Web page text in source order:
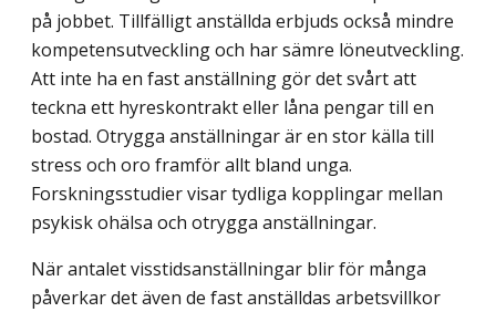
på jobbet. Tillfälligt anställda erbjuds också mindre
kompetensutveckling och har sämre löneutveckling.
Att inte ha en fast anställning gör det svårt att
teckna ett hyreskontrakt eller låna pengar till en
bostad. Otrygga anställningar är en stor källa till
stress och oro framför allt bland unga.
Forskningsstudier visar tydliga kopplingar mellan
psykisk ohälsa och otrygga anställningar.
När antalet visstidsanställningar blir för många
påverkar det även de fast anställdas arbetsvillkor